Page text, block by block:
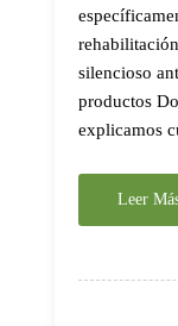
silencioso
productos
explicamos
Leer